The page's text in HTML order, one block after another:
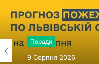
Поради
9 Серпня 2026